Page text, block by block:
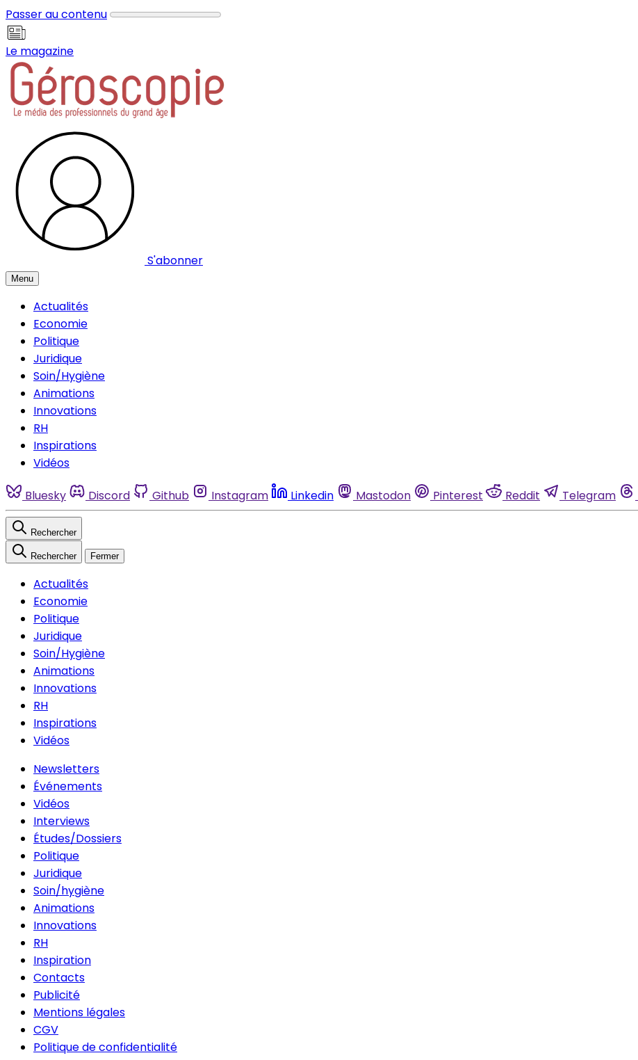
Passer au contenu
Le magazine
S'abonner
Menu
Actualités
Economie
Politique
Juridique
Soin/Hygiène
Animations
Innovations
RH
Inspirations
Vidéos
Bluesky Discord Github Instagram Linkedin Mastodon Pinterest Reddit Telegram
Rechercher
Rechercher Fermer
Actualités
Economie
Politique
Juridique
Soin/Hygiène
Animations
Innovations
RH
Inspirations
Vidéos
Newsletters
Événements
Vidéos
Interviews
Études/Dossiers
Politique
Juridique
Soin/hygiène
Animations
Innovations
RH
Inspiration
Contacts
Publicité
Mentions légales
CGV
Politique de confidentialité
Panneau de gestion des cookies